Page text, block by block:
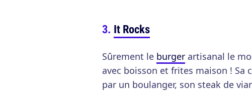
It Rocks
Sûrement le burger artisanal le
avec boisson et frites maison ! Sa
par un boulanger, son steak de